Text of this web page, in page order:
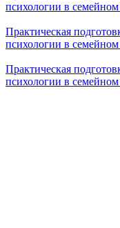
психологии в
Практическая
психологии в
Практическая
психологии в